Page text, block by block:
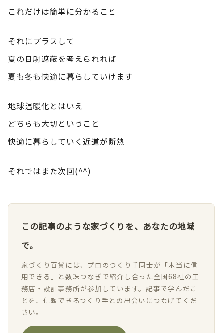
これだけは簡単に分かること
それにプラスして
夏の日射遮蔽を考えられれば
夏も冬も快適に暮らしていけます
地球温暖化とはいえ
どちらも大切ということ
快適に暮らしていく近道が断熱
それではまた次回(^^)
この記事のような家づくりを、あなたの地域
で。
家づくり百貨には、プロのつくり手同士が「本当に信
用できる」と数珠つなぎで紹介し合った全国68社の工
務店・設計事務所が参加しています。記事で学んだこ
とを、信頼できるつくり手との出会いにつなげてくだ
さい。